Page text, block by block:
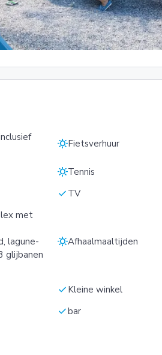
sunnyFietsverhuur
sunnyTennis
check TV
met
lagune-
glijbanen
sunnyAfhaalmaaltijden
check Kleine winkel
checkbar